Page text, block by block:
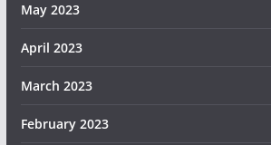
May 2023
April 2023
March 2023
February 2023